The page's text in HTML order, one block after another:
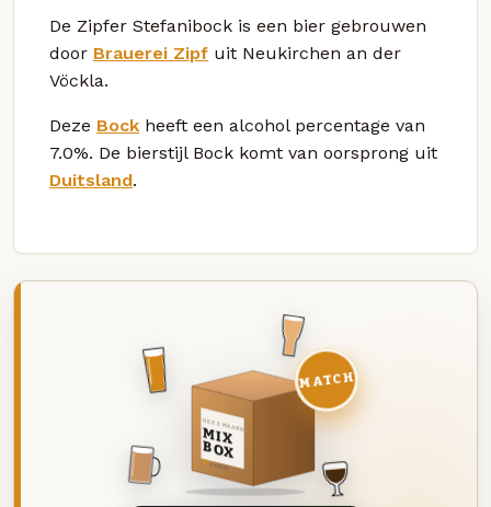
De Zipfer Stefanibock is een bier gebrouwen
door Brauerei Zipf uit Neukirchen an der
Vöckla.
Deze Bock heeft een alcohol percentage van
7.0%. De bierstijl Bock komt van oorsprong uit
Duitsland.
DEZE MAAND
MIX
BOX
8 BIEREN
MATCH